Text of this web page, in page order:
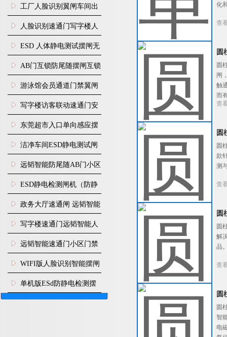
闸机双通道互锁防尾随闸
机
工厂人脸识别翼闸车间出
入口人行通道门禁
人脸识别速通门写字楼人
行通道闸门禁设备
ESD 人体静电测试摆闸无
尘车间防静电闸机
AB门互锁防尾随摆闸互锁
闸机
游泳馆会员通道门禁翼闸
写字楼访客联动速通门安
装
东莞超市入口单向感应摆
闸安装
洁净车间ESD静电测试闸
机
远韬智能防尾随AB门小区
门禁闸机安装
​ESD静电检测闸机（防静
电门禁通道系统）
政务大厅速通闸 远韬智能
防尾随静音速通门
写字楼速通门远韬智能人
脸识别快速通道闸
远韬智能速通门小区门禁
闸机食堂消费摆闸
WIFI版人脸识别智能摆闸
机
单机版ESd防静电检测摆
闸机
化
查
圆
圆
闸
触
而
查
圆
圆
款
测
查
圆
圆
解
品
查
圆
圆
智
电